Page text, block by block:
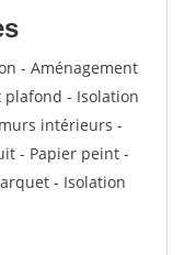
- Aménagement
plafond - Isolation
intérieurs -
- Papier peint -
- Isolation